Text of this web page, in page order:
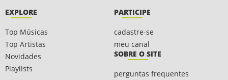
EXPLORE
Top Músicas
Top Artistas
Novidades
Playlists
PARTICIPE
cadastre-se
meu canal
SOBRE O SITE
perguntas frequentes